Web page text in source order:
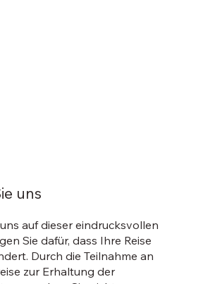
auf dieser eindrucksvollen
Sie dafür, dass Ihre Reise
Durch die Teilnahme an
zur Erhaltung der
uns